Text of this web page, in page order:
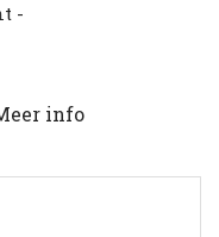
-
info